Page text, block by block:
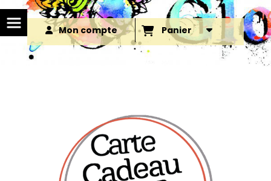
Mon compte Panier